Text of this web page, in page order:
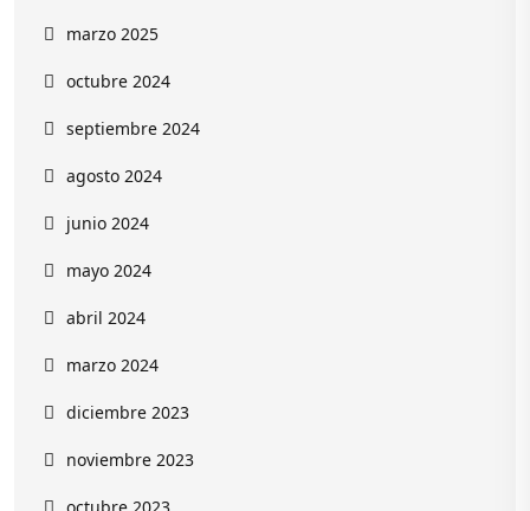
marzo 2025
octubre 2024
septiembre 2024
agosto 2024
junio 2024
mayo 2024
abril 2024
marzo 2024
diciembre 2023
noviembre 2023